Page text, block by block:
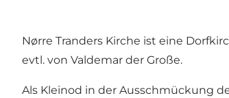
Nørre Tranders Kirche ist eine
evtl. von Valdemar der Große.
Als Kleinod in der Ausschmückung